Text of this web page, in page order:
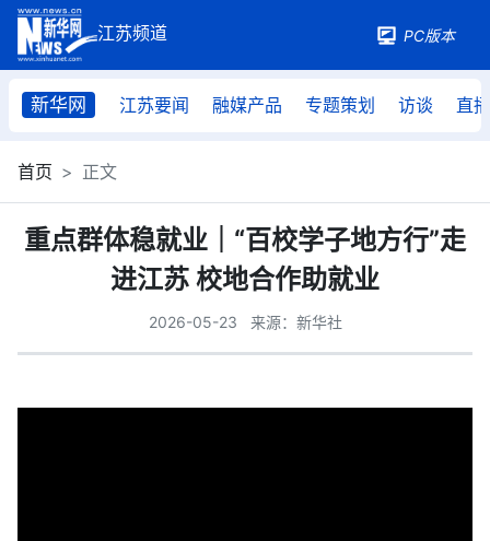
PC版本
新华网 江苏要闻 融媒产品 专题策划 访谈 直播
首页 正文
重点群体稳就业｜“百校学子地方行”走
进江苏 校地合作助就业
2026-05-23 来源：新华社